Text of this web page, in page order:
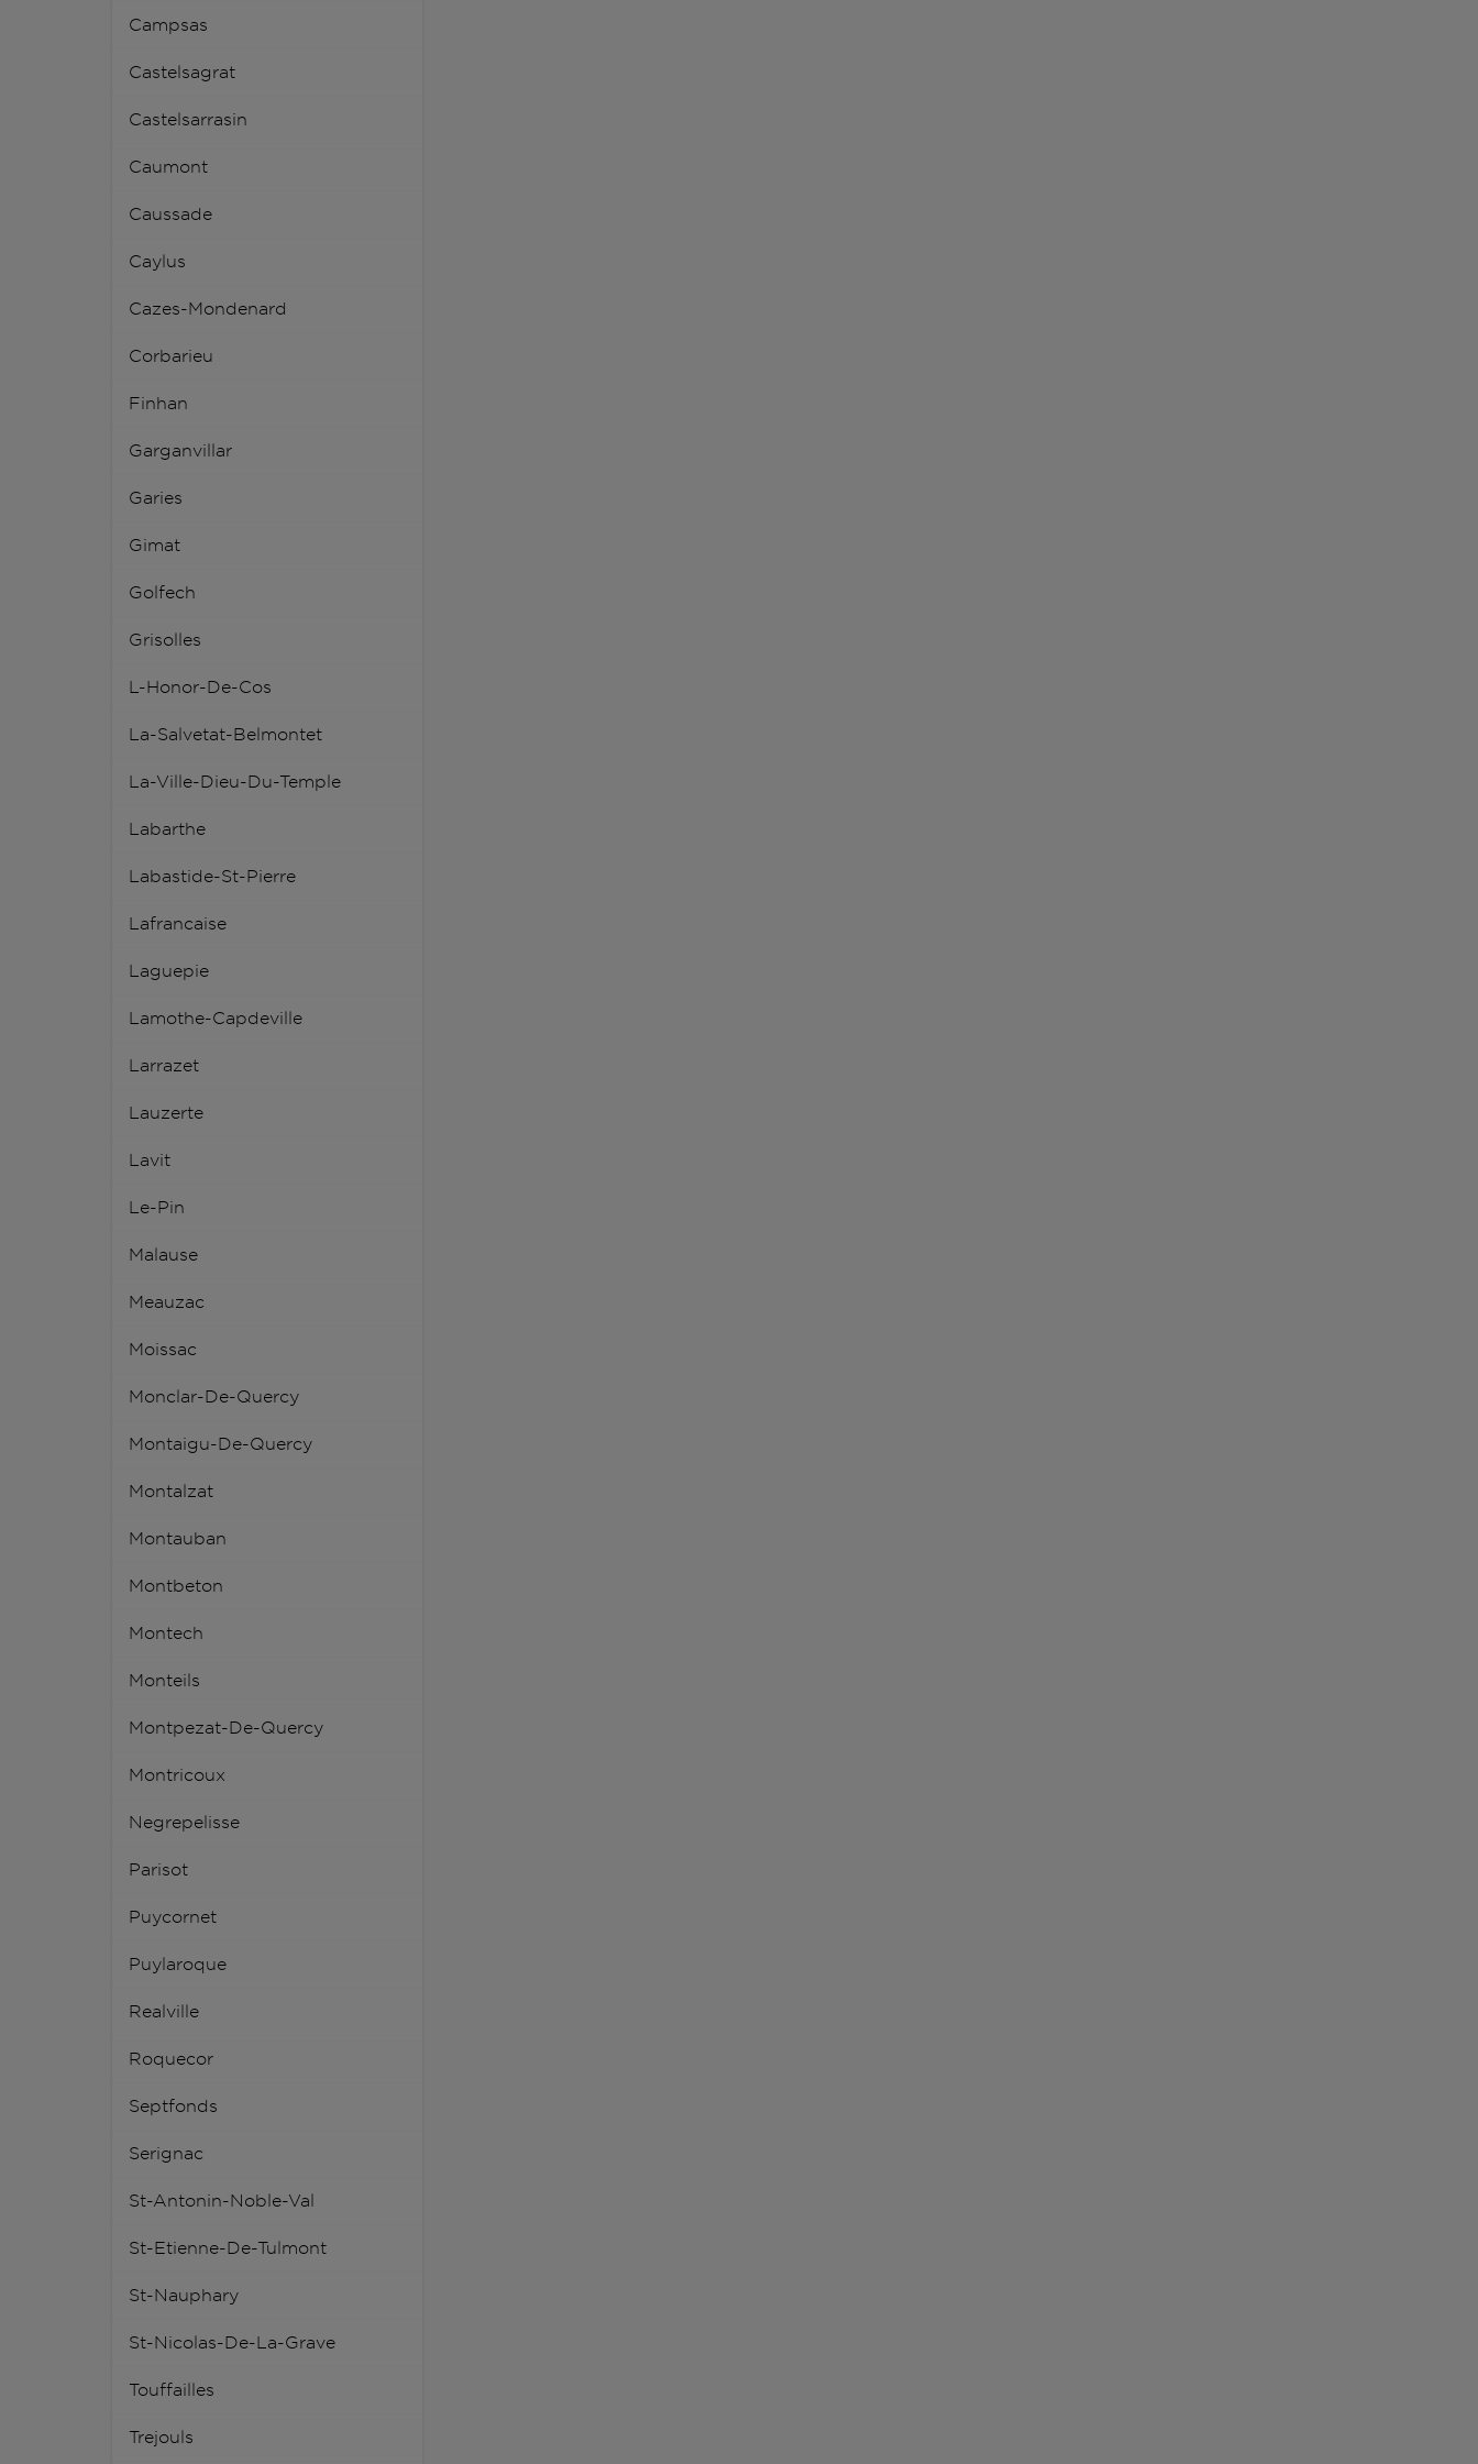
Campsas
Castelsagrat
Castelsarrasin
Caumont
Caussade
Caylus
Cazes-Mondenard
Corbarieu
Finhan
Garganvillar
Garies
Gimat
Golfech
Grisolles
L-Honor-De-Cos
La-Salvetat-Belmontet
La-Ville-Dieu-Du-Temple
Labarthe
Labastide-St-Pierre
Lafrancaise
Laguepie
Lamothe-Capdeville
Larrazet
Lauzerte
Lavit
Le-Pin
Malause
Meauzac
Moissac
Monclar-De-Quercy
Montaigu-De-Quercy
Montalzat
Montauban
Montbeton
Montech
Monteils
Montpezat-De-Quercy
Montricoux
Negrepelisse
Parisot
Puycornet
Puylaroque
Realville
Roquecor
Septfonds
Serignac
St-Antonin-Noble-Val
St-Etienne-De-Tulmont
St-Nauphary
St-Nicolas-De-La-Grave
Touffailles
Trejouls